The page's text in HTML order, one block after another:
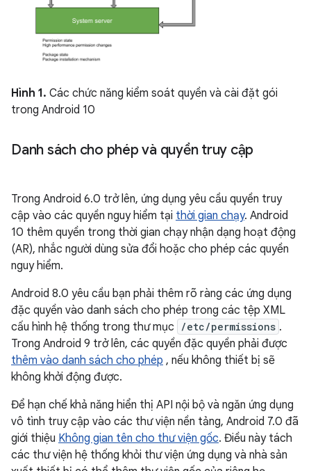
Hình 1. Các chức năng kiểm soát quyền và cài đặt gói
trong Android 10
Danh sách cho phép và quyền truy cập
Trong Android 6.0 trở lên, ứng dụng yêu cầu quyền truy
cập vào các quyền nguy hiểm tại thời gian chạy. Android
10 thêm quyền trong thời gian chạy nhận dạng hoạt động
(AR), nhắc người dùng sửa đổi hoặc cho phép các quyền
nguy hiểm.
Android 8.0 yêu cầu bạn phải thêm rõ ràng các ứng dụng
đặc quyền vào danh sách cho phép trong các tệp XML
cấu hình hệ thống trong thư mục
/etc/permissions .
Trong Android 9 trở lên, các quyền đặc quyền phải được
thêm vào danh sách cho phép , nếu không thiết bị sẽ
không khởi động được.
Để hạn chế khả năng hiển thị API nội bộ và ngăn ứng dụng
vô tình truy cập vào các thư viện nền tảng, Android 7.0 đã
giới thiệu Không gian tên cho thư viện gốc. Điều này tách
các thư viện hệ thống khỏi thư viện ứng dụng và nhà sản